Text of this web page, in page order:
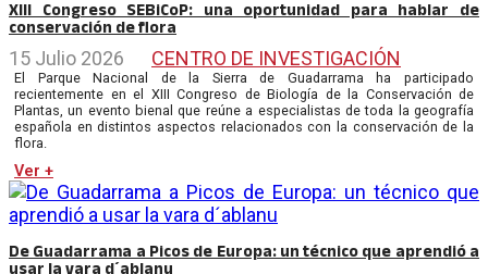
XIII Congreso SEBiCoP: una oportunidad para hablar de
conservación de flora
15 Julio 2026 CENTRO DE INVESTIGACIÓN
El Parque Nacional de la Sierra de Guadarrama ha participado
recientemente en el XIII Congreso de Biología de la Conservación de
Plantas, un evento bienal que reúne a especialistas de toda la geografía
española en distintos aspectos relacionados con la conservación de la
flora.
Ver +
De Guadarrama a Picos de Europa: un técnico que aprendió a
usar la vara d´ablanu